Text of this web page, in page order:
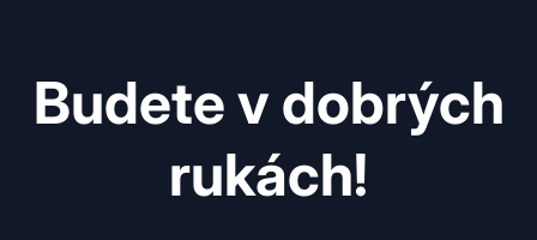
Budete v dobrých
rukách!